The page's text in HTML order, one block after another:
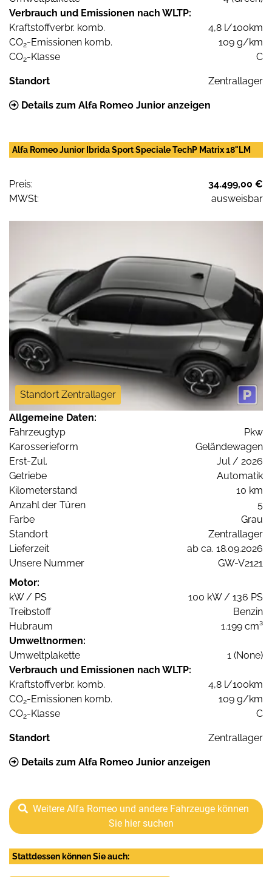
Verbrauch und Emissionen nach WLTP:
Kraftstoffverbr. komb.
4,8 l/100km
CO2-Emissionen komb.
109 g/km
CO2-Klasse C
Standort Zentrallager
Details zum Alfa Romeo Junior anzeigen
Alfa Romeo Junior Ibrida Sport Speciale TechP Matrix 18"LM
Preis:
34.499,00 €
MWSt:
ausweisbar
Standort Zentrallager
Allgemeine Daten:
Fahrzeugtyp
Pkw
Karosserieform
Geländewagen
Erst-Zul.
Jul / 2026
Getriebe
Automatik
Kilometerstand
10 km
Anzahl der Türen
5
Farbe
Grau
Standort
Zentrallager
Lieferzeit
ab ca. 18.09.2026
Unsere Nummer
GW-V2121
Motor:
kW / PS
100 kW / 136 PS
Treibstoff
Benzin
Hubraum
1.199 cm³
Umweltnormen:
Umweltplakette
1 (None)
Verbrauch und Emissionen nach WLTP:
Kraftstoffverbr. komb.
4,8 l/100km
CO2-Emissionen komb.
109 g/km
CO2-Klasse C
Standort Zentrallager
Details zum Alfa Romeo Junior anzeigen
Weitere Alfa Romeo und andere Fahrzeuge können
Sie hier suchen
Stattdessen können Sie auch: